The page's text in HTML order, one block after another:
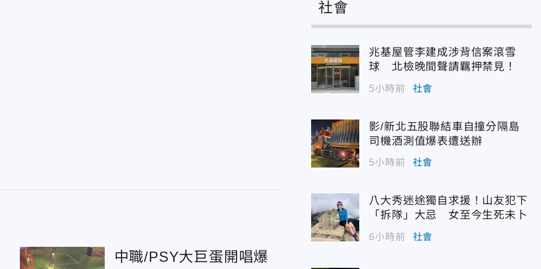
中職/PSY大巨蛋開唱爆
社會
兆基屋管李建成涉背信案滾雪
球 北檢晚間聲請羈押禁見！
5小時前 社會
影/新北五股聯結車自撞分隔島
司機酒測值爆表遭送辦
5小時前 社會
八大秀迷途獨自求援！山友犯下
「拆隊」大忌 女至今生死未卜
6小時前 社會